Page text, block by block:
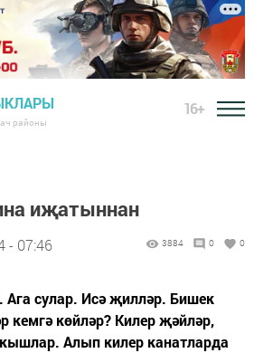
районы
16+
иҗатыннан
- 07:46 3884 0 0
Ага сулар. Исә җилләр. Бишек
көйләр? Килер җәйләр,
Алып килер канатларда